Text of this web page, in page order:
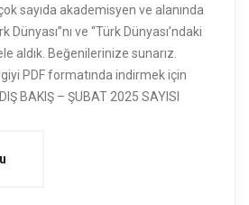
çok sayıda akademisyen ve alanında
ve “Türk Dünyası’ndaki
aldık. Beğenilerinize sunarız.
PDF formatında indirmek için
DIŞ BAKIŞ – ŞUBAT 2025 SAYISI